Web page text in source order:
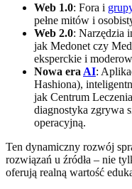
Web 1.0: Fora i
pełne mitów i
Web 2.0: Narzędzia
jak Medonet czy
eksperckie i
Nowa era AI:
Hashiona),
jak Centrum
diagnostyka zgrywa
operacyjną.
Ten dynamiczny rozwój
rozwiązań u źródła – nie
oferują realną wartość